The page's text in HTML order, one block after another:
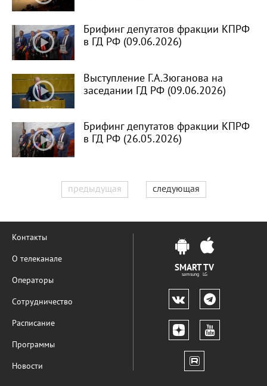
Брифинг депутатов фракции КПРФ
в ГД РФ (09.06.2026)
Выступление Г.А.Зюганова на
заседании ГД РФ (09.06.2026)
Брифинг депутатов фракции КПРФ
в ГД РФ (26.05.2026)
предыдущая следующая
Контакты
О телеканале
Операторы
Сотрудничество
Расписание
Программы
Новости
SMART TV
samsung LG